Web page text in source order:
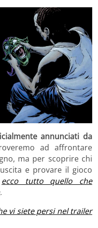
annunciati da
ad affrontare
ma per scoprire chi
e provare il gioco
ecco tutto quello che
.
vi siete persi nel trailer